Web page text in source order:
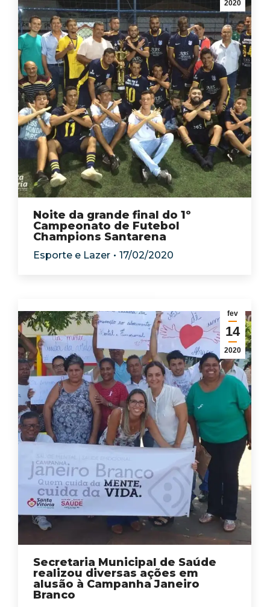
2020
Noite da grande final do 1º
Campeonato de Futebol
Champions Santarena
Esporte e Lazer 17/02/2020
fev
14
2020
Secretaria Municipal de Saúde
realizou diversas ações em
alusão à Campanha Janeiro
Branco